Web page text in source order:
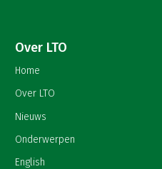
Over LTO
Home
Over LTO
Nieuws
Onderwerpen
English